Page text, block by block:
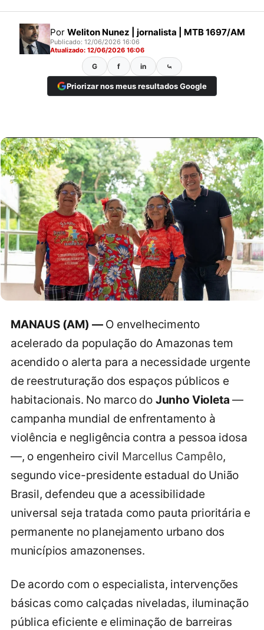
Por Weliton Nunez | jornalista | MTB 1697/AM
Publicado: 12/06/2026 16:06
Atualizado: 12/06/2026 16:06
G f in ⤿
Priorizar nos meus resultados Google
MANAUS (AM) —O envelhecimento
acelerado da população do Amazonas tem
acendido o alerta para a necessidade urgente
de reestruturação dos espaços públicos e
habitacionais. No marco do Junho Violeta —
campanha mundial de enfrentamento à
violência e negligência contra a pessoa idosa
—, o engenheiro civil Marcellus Campêlo,
segundo vice-presidente estadual do União
Brasil, defendeu que a acessibilidade
universal seja tratada como pauta prioritária e
permanente no planejamento urbano dos
municípios amazonenses.
De acordo com o especialista, intervenções
básicas como calçadas niveladas, iluminação
pública eficiente e eliminação de barreiras